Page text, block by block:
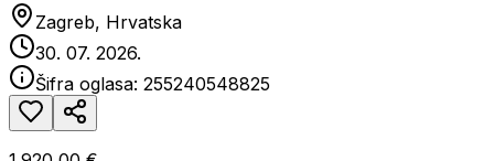
Zagreb, Hrvatska
30. 07. 2026.
Šifra oglasa: 255240548825